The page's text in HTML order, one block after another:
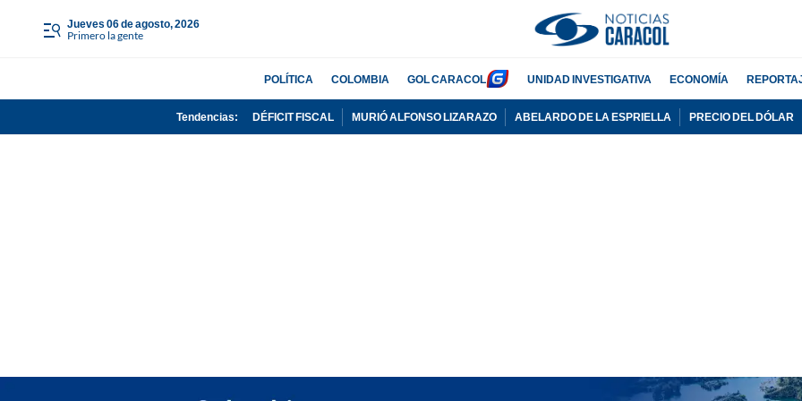
jueves 06 de agosto, 2026
Primero la gente
POLÍTICA COLOMBIA GOL CARACOL UNIDAD INVESTIGATIVA ECONOMÍA
Tendencias: DÉFICIT FISCAL MURIÓ ALFONSO LIZARAZO ABELARDO DE LA ESPRIELLA PRECIO DEL DÓLAR